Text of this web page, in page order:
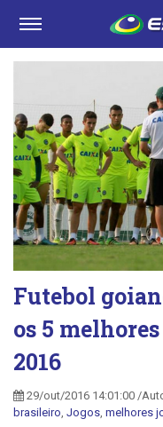
Futebol
os 5
2016
29/out/2016 14:01:00 /
brasileiro Jogos melhores